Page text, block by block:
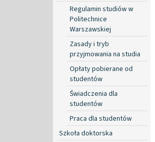
Regulamin studiów w
Politechnice
Warszawskiej
Zasady i tryb
przyjmowania na studia
Opłaty pobierane od
studentów
Świadczenia dla
studentów
Praca dla studentów
Szkoła doktorska